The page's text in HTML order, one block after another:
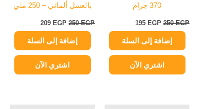
370 جرام
250EGP
195 EGP
إضافة إلى السلة
اشتري الآن
بالعسل ألماني – 250 ملي
250EGP
209 EGP
إضافة إلى السلة
اشتري الآن